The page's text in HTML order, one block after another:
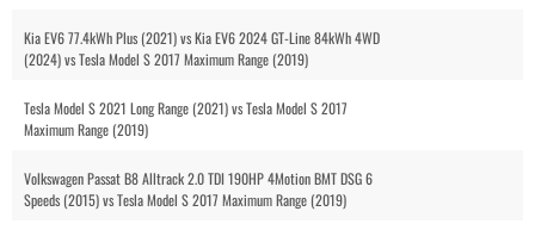
Kia EV6 77.4kWh Plus (2021) vs Kia EV6 2024 GT-Line 84kWh 4WD
(2024) vs Tesla Model S 2017 Maximum Range (2019)
Tesla Model S 2021 Long Range (2021) vs Tesla Model S 2017
Maximum Range (2019)
Volkswagen Passat B8 Alltrack 2.0 TDI 190HP 4Motion BMT DSG 6
Speeds (2015) vs Tesla Model S 2017 Maximum Range (2019)